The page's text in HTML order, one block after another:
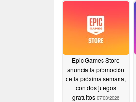
Epic Games Store
anuncia la promoción
de la próxima semana,
con dos juegos
gratuitos 07/03/2026